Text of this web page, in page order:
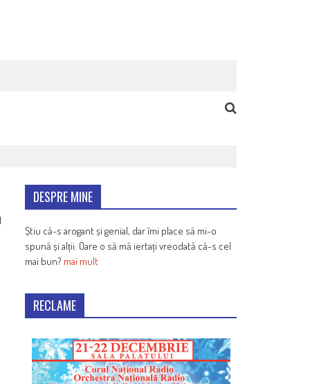
DESPRE MINE
Știu că-s arogant și genial, dar îmi place să mi-o
spună și alții. Oare o să mă iertați vreodată că-s cel
mai bun? mai mult
RECLAME